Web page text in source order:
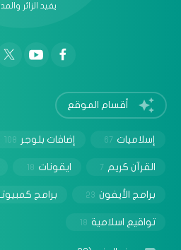
يفيد الزائر
أقسام الموقع
إسلاميات 67 إضافات بلوجر 108
القرآن كريم 7 ايقونات 18
برامج الأيفون 23 برامج
تواقيع اسلامية 18